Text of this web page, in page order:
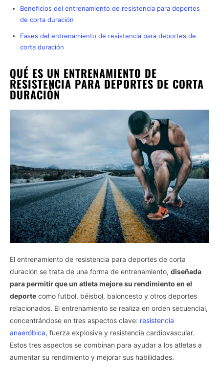
Beneficios del entrenamiento de resistencia para deportes
de corta duración
Fases del entrenamiento de resistencia para deportes de
corta duración
QUÉ ES UN ENTRENAMIENTO DE
RESISTENCIA PARA DEPORTES DE CORTA
DURACIÓN
El entrenamiento de resistencia para deportes de corta
duración se trata de una forma de entrenamiento, diseñada
para permitir que un atleta mejore su rendimiento en el
deporte como futbol, béisbol, baloncesto y otros deportes
relacionados. El entrenamiento se realiza en orden secuencial,
concentrándose en tres aspectos clave: resistencia
anaeróbica, fuerza explosiva y resistencia cardiovascular.
Estos tres aspectos se combinan para ayudar a los atletas a
aumentar su rendimiento y mejorar sus habilidades.